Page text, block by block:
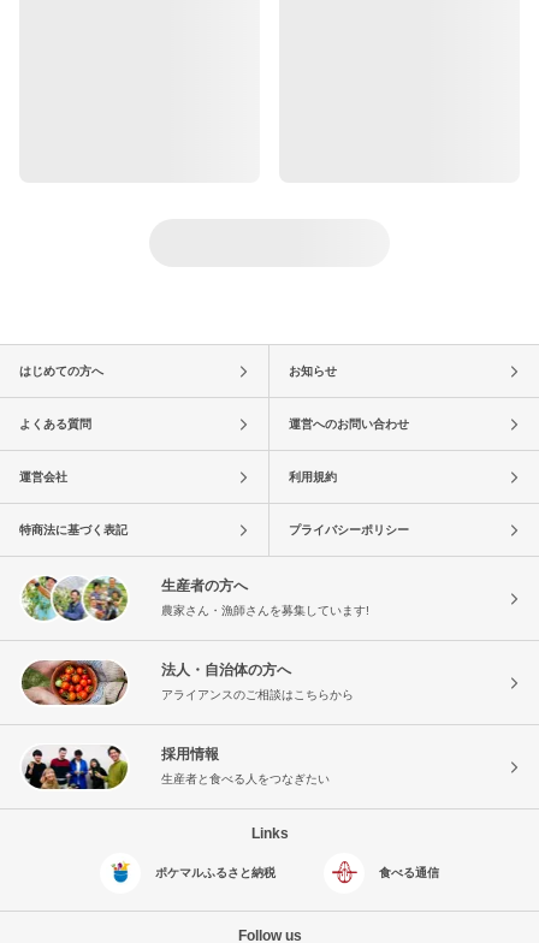
はじめての方へ お知らせ
よくある質問 運営へのお問い合わせ
運営会社 利用規約
特商法に基づく表記 プライバシーポリシー
生産者の方へ
農家さん・漁師さんを募集しています!
法人・自治体の方へ
アライアンスのご相談はこちらから
採用情報
生産者と食べる人をつなぎたい
Links
ポケマルふるさと納税 食べる通信
Follow us